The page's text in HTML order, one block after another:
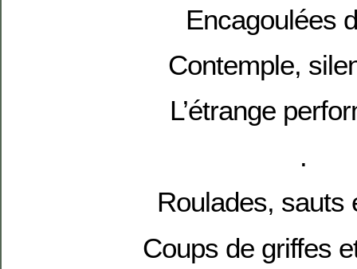
Encagoulées
Contemple,
L’étrange
.
Roulades, sauts
Coups de griffes